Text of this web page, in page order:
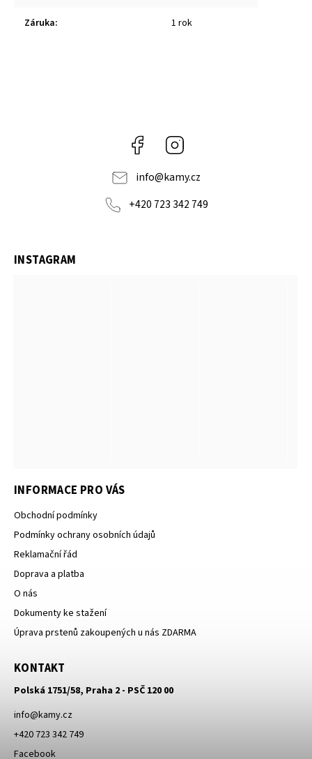
Záruka: 1 rok
Facebook
info@kamy.cz
+420 723 342 749
INFORMACE PRO VÁS
Obchodní podmínky
Podmínky ochrany osobních údajů
Reklamační řád
Doprava a platba
O nás
Dokumenty ke stažení
Úprava prstenů zakoupených u nás ZDARMA
KONTAKT
Polská 1751/58, Praha 2 - PSČ 120 00
info@kamy.cz
+420 723 342 749
Facebook
INSTAGRAM